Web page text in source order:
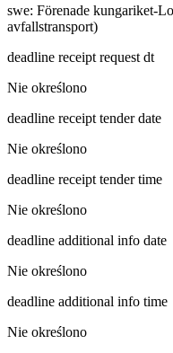
swe: Förenade kungariket-
avfallstransport)
deadline receipt request dt
Nie określono
deadline receipt tender date
Nie określono
deadline receipt tender time
Nie określono
deadline additional info date
Nie określono
deadline additional info time
Nie określono